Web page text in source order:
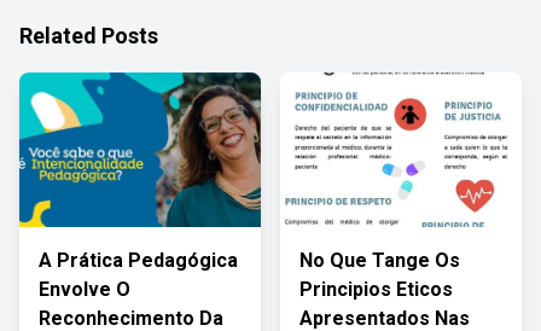
Related Posts
A Prática Pedagógica
Envolve O
Reconhecimento Da
No Que Tange Os
Principios Eticos
Apresentados Nas